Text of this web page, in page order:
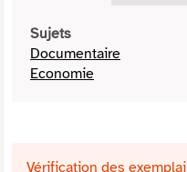
Sujets
Documentaire
Economie
Vérification des